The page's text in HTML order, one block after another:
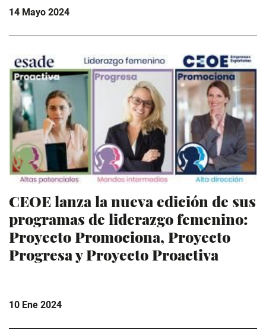
14 Mayo 2024
CEOE lanza la nueva edición de sus
programas de liderazgo femenino:
Proyecto Promociona, Proyecto
Progresa y Proyecto Proactiva
10 Ene 2024